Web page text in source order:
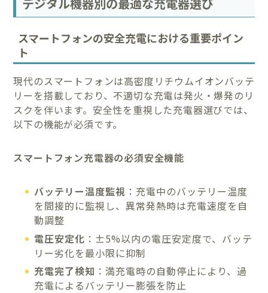
スマートフォンの安全充電における重要ポイン
ト
現代のスマートフォンは高密度リチウムイオンバッテ
リーを搭載しており、不適切な充電は発火・爆発のリ
スクを伴います。安全性を重視した充電器選びでは、
以下の機能が必須です。
スマートフォン充電器の必須安全機能
バッテリー温度監視 ：充電中のバッテリー温度
を間接的に監視し、異常発熱時は充電速度を自
動調整
電圧安定化 ：±5%以内の電圧安定度で、バッテ
リー劣化を最小限に抑制
充電完了検知 ：満充電時の自動停止により、過
充電によるバッテリー膨張を防止